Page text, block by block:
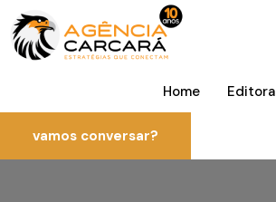
Home Editora
vamos conversar?